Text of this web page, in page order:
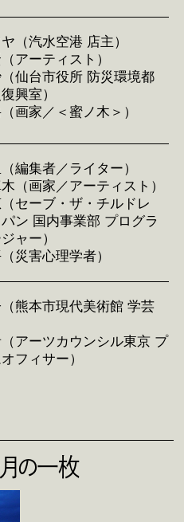
（汽水空港 店主）
アーティスト）
仙台市役所 防災環境都
興室）
画家／＜蜜ノ木＞）
編集者／ライター）
（画家／アーティスト）
セーブ・ザ・チルドレ
ン 国内事業部 プログラ
ャー）
災害心理学者）
熊本市現代美術館 学芸
アーツカウンシル東京 プ
フィサー）
の一枚